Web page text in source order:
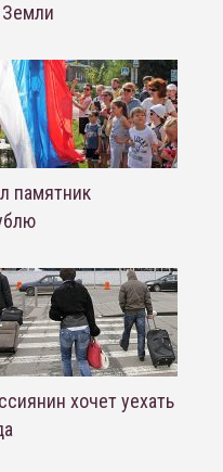
Земли
памятник
хочет уехать